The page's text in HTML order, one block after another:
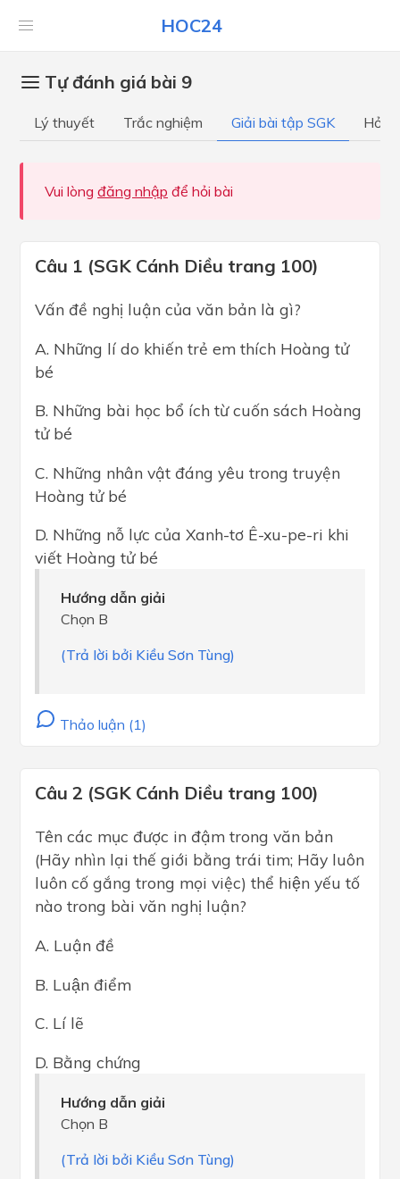
HOC24
Tự đánh giá bài 9
Lý thuyết Trắc nghiệm Giải bài tập SGK Hỏi
Vui lòng đăng nhập để hỏi bài
Câu 1 (SGK Cánh Diều trang 100)
Vấn đề nghị luận của văn bản là gì?
A. Những lí do khiến trẻ em thích Hoàng tử
bé
B. Những bài học bổ ích từ cuốn sách Hoàng
tử bé
C. Những nhân vật đáng yêu trong truyện
Hoàng tử bé
D. Những nỗ lực của Xanh-tơ Ê-xu-pe-ri khi
viết Hoàng tử bé
Hướng dẫn giải
Chọn B
(Trả lời bởi Kiều Sơn Tùng)
Thảo luận (1)
Câu 2 (SGK Cánh Diều trang 100)
Tên các mục được in đậm trong văn bản
(Hãy nhìn lại thế giới bằng trái tim; Hãy luôn
luôn cố gắng trong mọi việc) thể hiện yếu tố
nào trong bài văn nghị luận?
A. Luận đề
B. Luận điểm
C. Lí lẽ
D. Bằng chứng
Hướng dẫn giải
Chọn B
(Trả lời bởi Kiều Sơn Tùng)